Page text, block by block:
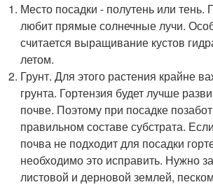
Место посадки - полутень или тень.
любит прямые солнечные лучи.
считается выращивание кустов
летом.
Грунт. Для этого растения крайне
грунта. Гортензия будет лучше
почве. Поэтому при посадке
правильном составе субстрата.
почва не подходит для посадки
необходимо это исправить. Нужно
листовой и дерновой землей,